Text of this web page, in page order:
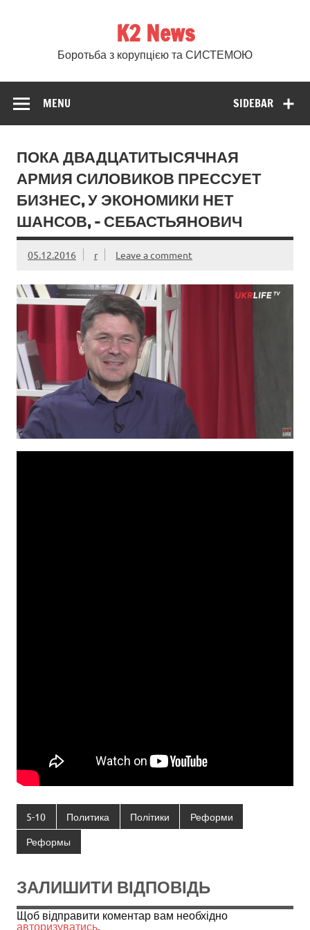
K2 News
Боротьба з корупцією та СИСТЕМОЮ
SIDEBAR
MENU
ПОКА ДВАДЦАТИТЫСЯЧНАЯ
АРМИЯ СИЛОВИКОВ ПРЕССУЕТ
БИЗНЕС, У ЭКОНОМИКИ НЕТ
ШАНСОВ, – СЕБАСТЬЯНОВИЧ
05.12.2016 r Leave a comment
5-10 Политика Політики Реформи
Реформы
ЗАЛИШИТИ ВІДПОВІДЬ
Щоб відправити коментар вам необхідно
авторизуватись.